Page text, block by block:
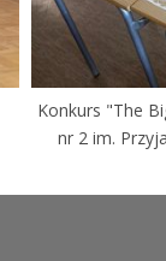
Konkurs "The
nr 2 im.